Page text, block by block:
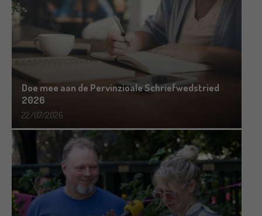
Doe mee aan de Pervinzioale Schriefwedstried
2026
22/07/2026